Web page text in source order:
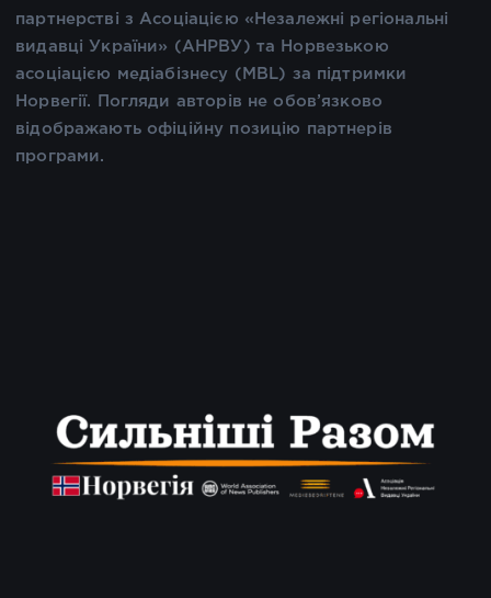
партнерстві з Асоціацією «Незалежні регіональні
видавці України» (АНРВУ) та Норвезькою
асоціацією медіабізнесу (MBL) за підтримки
Норвегії. Погляди авторів не обов’язково
відображають офіційну позицію партнерів
програми.